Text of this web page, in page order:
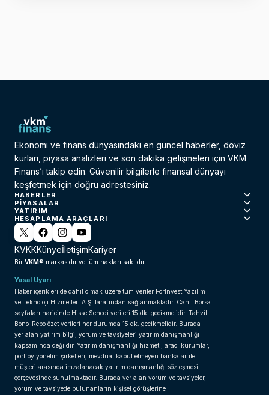
Ekonomi ve finans dünyasındaki en güncel haberler, döviz
kurları, piyasa analizleri ve son dakika gelişmeleri için VKM
Finans’ı takip edin. Güvenilir bilgilerle finansal dünyayı
keşfetmek için doğru adrestesiniz.
HABERLER
PIYASALAR
YATIRIM
HESAPLAMA ARAÇLARI
KVKKKünyeİletişimKariyer
Bir VKM® markasıdır ve tüm hakları saklıdır.
Yasal Uyarı
Haber içerikleri de dahil olmak üzere tüm veriler ForInvest Yazılım
ve Teknoloji Hizmetleri A.Ş. tarafından sağlanmaktadır. Canlı Borsa
sayfaları haricinde Hisse Senedi verileri 15 dk. gecikmelidir. Tahvil-
Bono-Repo özet verileri her durumda 15 dk. gecikmelidir. Burada
yer alan yatırım bilgi, yorum ve tavsiyeleri yatırım danışmanlığı
kapsamında değildir. Yatırım danışmanlığı hizmeti; aracı kurumlar,
portföy yönetim şirketleri, mevduat kabul etmeyen bankalar ile
müşteri arasında imzalanacak yatırım danışmanlığı sözleşmesi
çerçevesinde sunulmaktadır. Burada yer alan yorum ve tavsiyeler,
yorum ve tavsiyede bulunanların kişisel görüşlerine